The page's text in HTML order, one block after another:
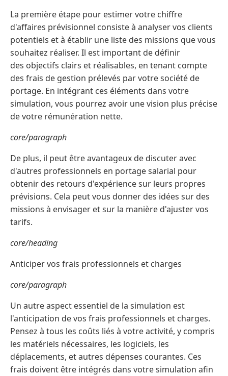
La première étape pour estimer votre chiffre
d'affaires prévisionnel consiste à analyser vos clients
potentiels et à établir une liste des missions que vous
souhaitez réaliser. Il est important de définir
des objectifs clairs et réalisables, en tenant compte
des frais de gestion prélevés par votre société de
portage. En intégrant ces éléments dans votre
simulation, vous pourrez avoir une vision plus précise
de votre rémunération nette.
core/paragraph
De plus, il peut être avantageux de discuter avec
d'autres professionnels en portage salarial pour
obtenir des retours d'expérience sur leurs propres
prévisions. Cela peut vous donner des idées sur des
missions à envisager et sur la manière d'ajuster vos
tarifs.
core/heading
Anticiper vos frais professionnels et charges
core/paragraph
Un autre aspect essentiel de la simulation est
l'anticipation de vos frais professionnels et charges.
Pensez à tous les coûts liés à votre activité, y compris
les matériels nécessaires, les logiciels, les
déplacements, et autres dépenses courantes. Ces
frais doivent être intégrés dans votre simulation afin